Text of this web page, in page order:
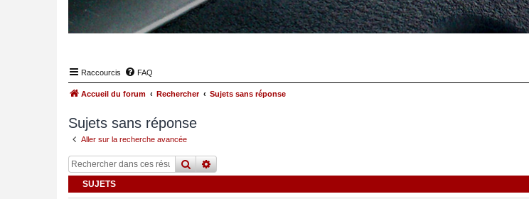
Raccourcis FAQ
Accueil du forum Rechercher Sujets sans réponse
Sujets sans réponse
Aller sur la recherche avancée
rechercher
recherche
SUJETS